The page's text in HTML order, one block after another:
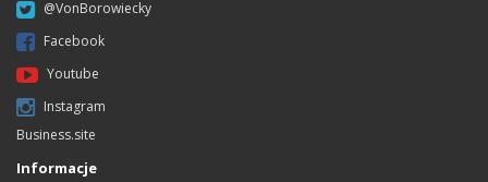
@VonBorowiecky
Facebook
Youtube
Instagram
Business.site
Informacje